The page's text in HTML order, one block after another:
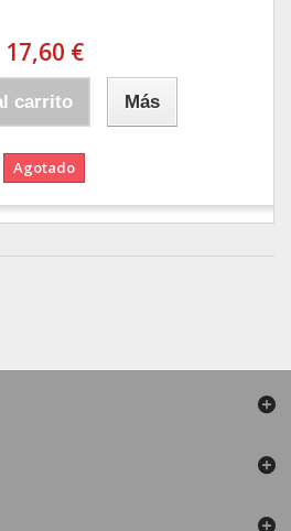
17,60 €
carrito Más
Agotado